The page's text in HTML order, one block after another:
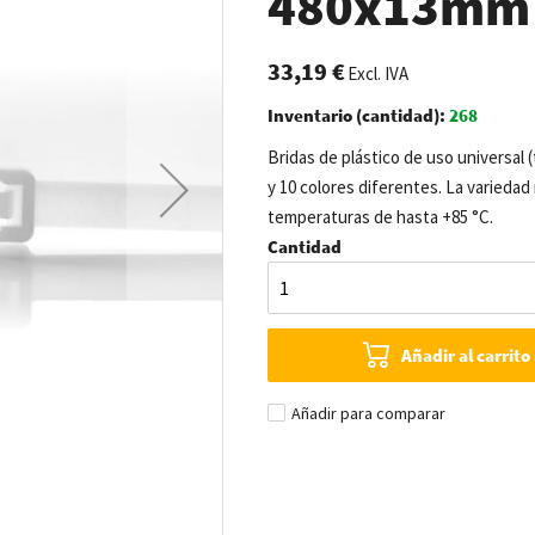
33,19 €Excl. IVA
Inventario (cantidad): 268
Bridas de plástico de uso universal
y 10 colores diferentes. La
temperaturas de hasta +85 °C.
Cantidad
Añadir al carrito
Añadir para comparar